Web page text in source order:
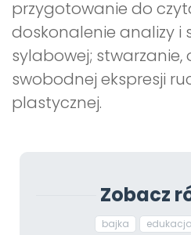
przygotowanie do
doskonalenie analizy i
sylabowej; stwarzanie,
swobodnej ekspresji
plastycznej.
Zobacz
bajka